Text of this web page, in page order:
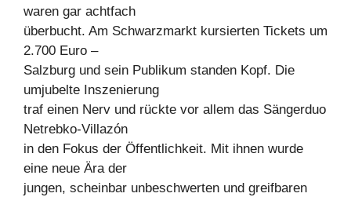
waren gar achtfach
überbucht. Am Schwarzmarkt kursierten Tickets um
2.700 Euro –
Salzburg und sein Publikum standen Kopf. Die
umjubelte Inszenierung
traf einen Nerv und rückte vor allem das Sängerduo
Netrebko-Villazón
in den Fokus der Öffentlichkeit. Mit ihnen wurde
eine neue Ära der
jungen, scheinbar unbeschwerten und greifbaren